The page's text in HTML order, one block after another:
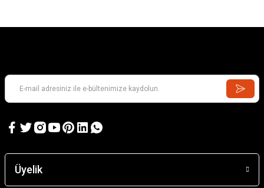
Kill Team: Terror on Devlan
Üyelik